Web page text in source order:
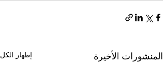
المنشورات الأخيرة إظهار الكل